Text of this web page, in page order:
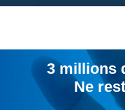
3 millions
Ne